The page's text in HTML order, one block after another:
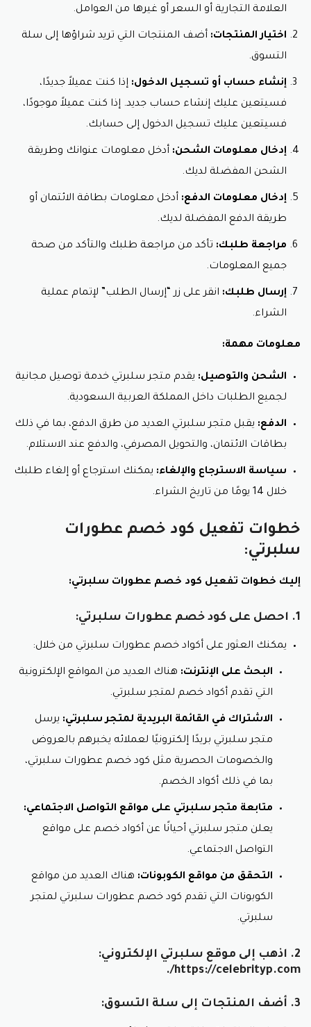
العلامة التجارية أو السعر أو غيرها من العوامل.
اختيار المنتجات: أضف المنتجات التي تريد شراؤها إلى سلة
التسوق.
إنشاء حساب أو تسجيل الدخول: إذا كنت عميلاً جديدًا،
فسيتعين عليك إنشاء حساب جديد. إذا كنت عميلاً موجودًا،
فسيتعين عليك تسجيل الدخول إلى حسابك.
إدخال معلومات الشحن: أدخل معلومات عنوانك وطريقة
الشحن المفضلة لديك.
إدخال معلومات الدفع: أدخل معلومات بطاقة الائتمان أو
طريقة الدفع المفضلة لديك.
مراجعة طلبك: تأكد من مراجعة طلبك والتأكد من صحة
جميع المعلومات.
إرسال طلبك: انقر على زر “إرسال الطلب” لإتمام عملية
الشراء.
معلومات مهمة:
الشحن والتوصيل: يقدم متجر سلبرتي خدمة توصيل مجانية
لجميع الطلبات داخل المملكة العربية السعودية.
الدفع: يقبل متجر سلبرتي العديد من طرق الدفع، بما في ذلك
بطاقات الائتمان، والتحويل المصرفي، والدفع عند الاستلام.
سياسة الاسترجاع والإلغاء: يمكنك استرجاع أو إلغاء طلبك
خلال 14 يومًا من تاريخ الشراء.
خطوات تفعيل كود خصم عطورات
سلبرتي:
إليك خطوات تفعيل كود خصم عطورات سلبرتي:
1. احصل على كود خصم عطورات سلبرتي:
يمكنك العثور على أكواد خصم عطورات سلبرتي من خلال:
البحث على الإنترنت: هناك العديد من المواقع الإلكترونية
التي تقدم أكواد خصم لمتجر سلبرتي.
الاشتراك في القائمة البريدية لمتجر سلبرتي: يرسل
متجر سلبرتي بريدًا إلكترونيًا لعملائه يخبرهم بالعروض
والخصومات الحصرية مثل كود خصم عطورات سلبرتي،
بما في ذلك أكواد الخصم.
متابعة متجر سلبرتي على مواقع التواصل الاجتماعي:
يعلن متجر سلبرتي أحيانًا عن أكواد خصم على مواقع
التواصل الاجتماعي.
التحقق من مواقع الكوبونات: هناك العديد من مواقع
الكوبونات التي تقدم كود خصم عطورات سلبرتي لمتجر
سلبرتي.
2. اذهب إلى موقع سلبرتي الإلكتروني:
https://celebrityp.com/.
3. أضف المنتجات إلى سلة التسوق: